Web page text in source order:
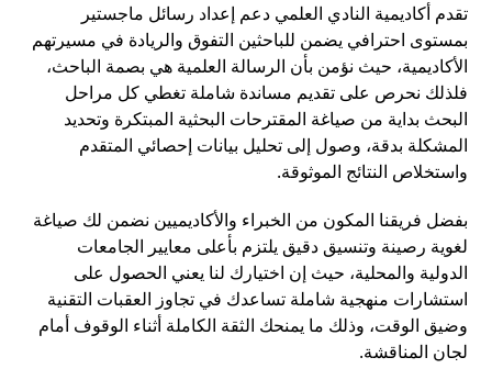
تقدم أكاديمية النادي العلمي دعم إعداد رسائل ماجستير
بمستوى احترافي يضمن للباحثين التفوق والريادة في مسيرتهم
الأكاديمية، حيث نؤمن بأن الرسالة العلمية هي بصمة الباحث،
فلذلك نحرص على تقديم مساندة شاملة تغطي كل مراحل
البحث بداية من صياغة المقترحات البحثية المبتكرة وتحديد
المشكلة بدقة، وصول إلى تحليل بيانات إحصائي المتقدم
واستخلاص النتائج الموثوقة.
بفضل فريقنا المكون من الخبراء والأكاديميين نضمن لك صياغة
لغوية رصينة وتنسيق دقيق يلتزم بأعلى معايير الجامعات
الدولية والمحلية، حيث إن اختيارك لنا يعني الحصول على
استشارات منهجية شاملة تساعدك في تجاوز العقبات التقنية
وضيق الوقت، وذلك ما يمنحك الثقة الكاملة أثناء الوقوف أمام
لجان المناقشة.